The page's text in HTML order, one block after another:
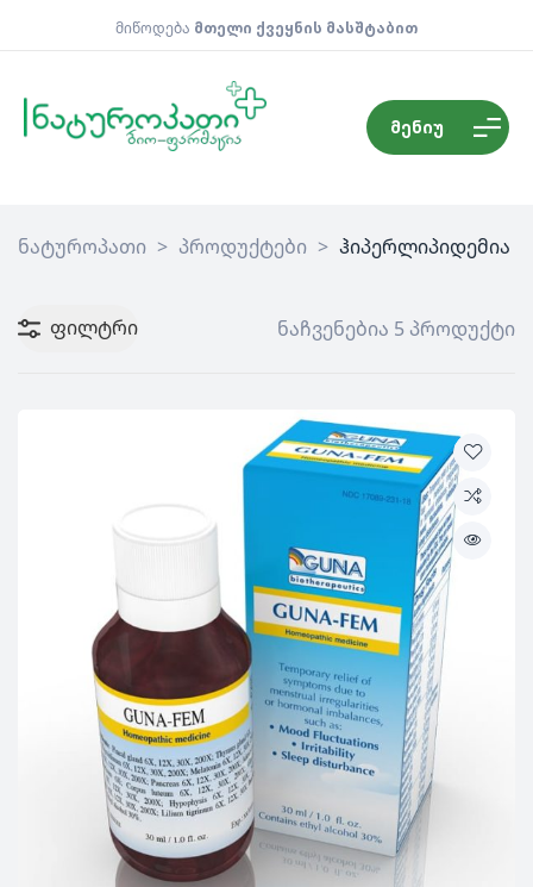
მიწოდება მთელი ქვეყნის მასშტაბით
მენიუ
ნატუროპათი > პროდუქტები > ჰიპერლიპიდემია
ფილტრი ნაჩვენებია 5 პროდუქტი